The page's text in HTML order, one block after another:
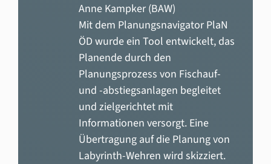
Anne Kampker (BAW)
Mit dem Planungsnavigator PlaN
ÖD wurde ein Tool entwickelt, das
Planende durch den
Planungsprozess von Fischauf-
und -abstiegsanlagen begleitet
und zielgerichtet mit
Informationen versorgt. Eine
Übertragung auf die Planung von
Labyrinth-Wehren wird skizziert.